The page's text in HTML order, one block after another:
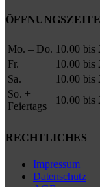
Mo. – Do. 10.00 bis
Fr.
10.00 bis
Sa.
10.00 bis
So. +
Feiertags
10.00 bis
RECHTLICHES
Impressum
Datenschutz